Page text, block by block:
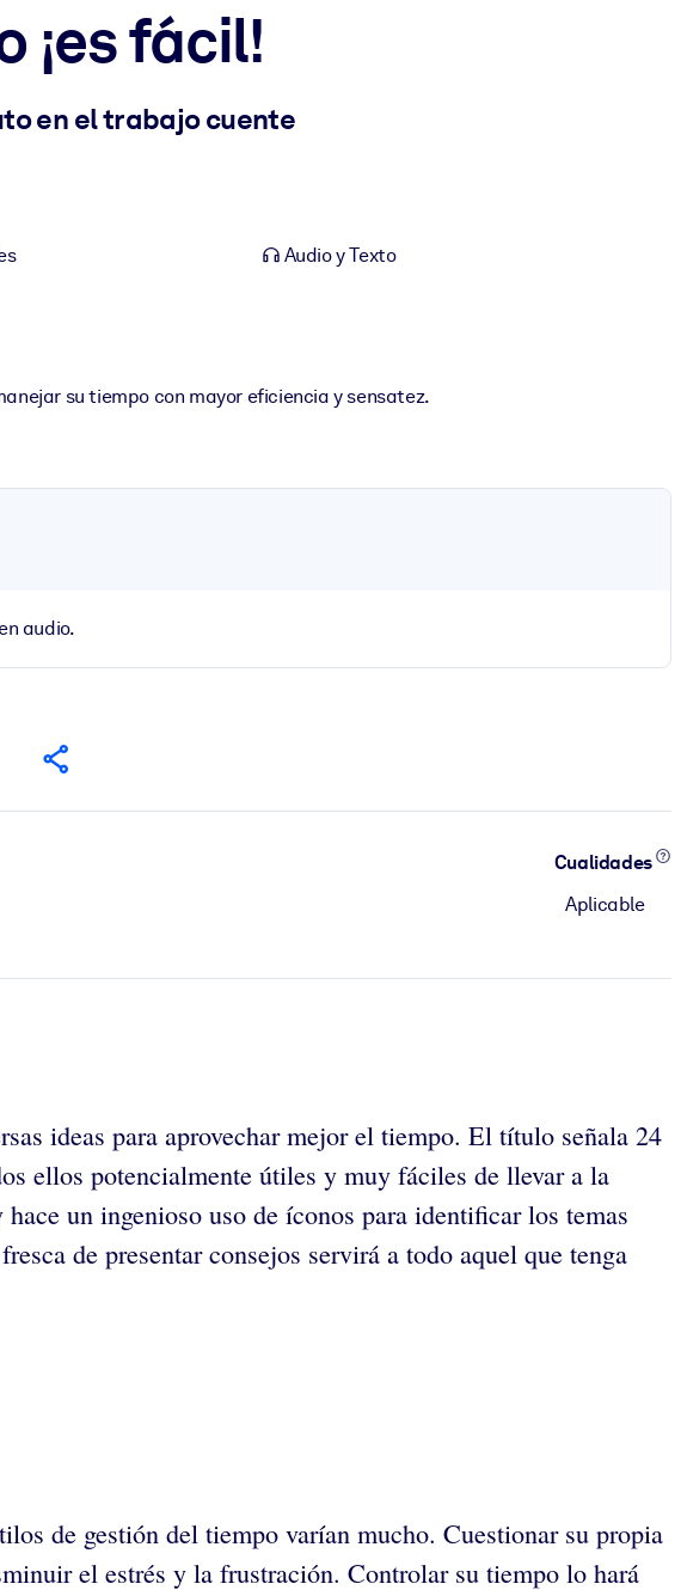
¡es fácil!
en el trabajo cuente
Audio y Texto
su tiempo con mayor eficiencia y sensatez.
audio.
Cualidades
Aplicable
ideas para aprovechar mejor el tiempo. El título señala 24
ellos potencialmente útiles y muy fáciles de llevar a la
un ingenioso uso de íconos para identificar los temas
de presentar consejos servirá a todo aquel que tenga
de gestión del tiempo varían mucho. Cuestionar su propia
el estrés y la frustración. Controlar su tiempo lo hará